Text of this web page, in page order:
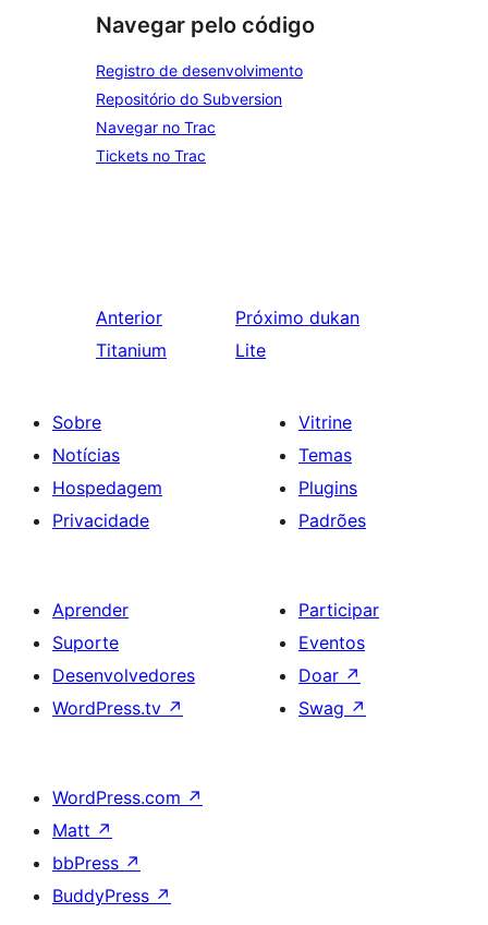
Navegar pelo código
Registro de desenvolvimento
Repositório do Subversion
Navegar no Trac
Tickets no Trac
Anterior
Titanium
Próximo dukan
Lite
Sobre
Notícias
Hospedagem
Privacidade
Vitrine
Temas
Plugins
Padrões
Aprender
Suporte
Desenvolvedores
WordPress.tv ↗
Participar
Eventos
Doar ↗
Swag ↗
WordPress.com ↗
Matt ↗
bbPress ↗
BuddyPress ↗